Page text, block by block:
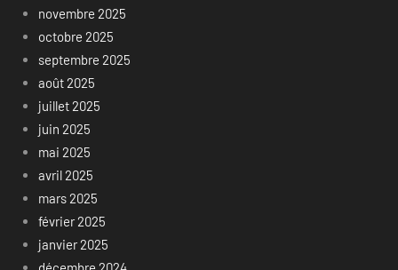
novembre 2025
octobre 2025
septembre 2025
août 2025
juillet 2025
juin 2025
mai 2025
avril 2025
mars 2025
février 2025
janvier 2025